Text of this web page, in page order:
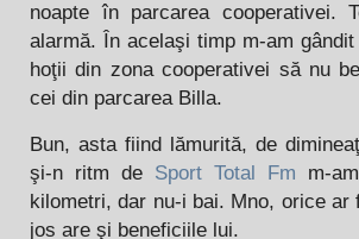
noapte în parcarea
alarmă. În acelaşi timp m-am
hoţii din zona cooperativei să nu
cei din parcarea Billa.
Bun, asta fiind lămurită, de
şi-n ritm de Sport Total Fm m-
kilometri, dar nu-i bai. Mno, orice
jos are şi beneficiile lui.